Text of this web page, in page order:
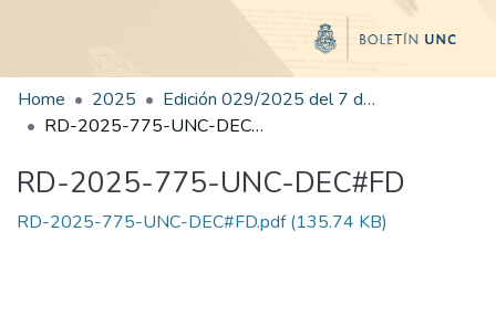
Home 2025
Edición 029/2025 del 7 de agosto de 2025
RD-2025-775-UNC-DEC#FD
RD-2025-775-UNC-DEC#FD
RD-2025-775-UNC-DEC#FD.pdf(135.74 KB)